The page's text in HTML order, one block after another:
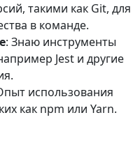
такими как Git, для
в команде.
: Знаю инструменты
Jest и другие
использования
как npm или Yarn.